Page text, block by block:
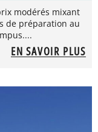
modérés mixant
de préparation au
EN SAVOIR PLUS